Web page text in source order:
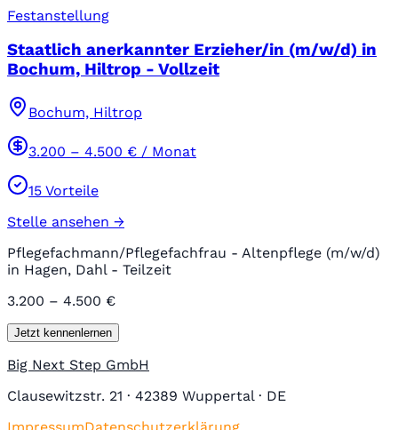
Festanstellung
Staatlich anerkannter Erzieher/in (m/w/d) in
Bochum, Hiltrop - Vollzeit
Bochum, Hiltrop
3.200 – 4.500 € / Monat
15 Vorteile
Stelle ansehen →
Pflegefachmann/Pflegefachfrau - Altenpflege (m/w/d)
in Hagen, Dahl - Teilzeit
3.200 – 4.500 €
Jetzt kennenlernen
Big Next Step GmbH
Clausewitzstr. 21 · 42389 Wuppertal · DE